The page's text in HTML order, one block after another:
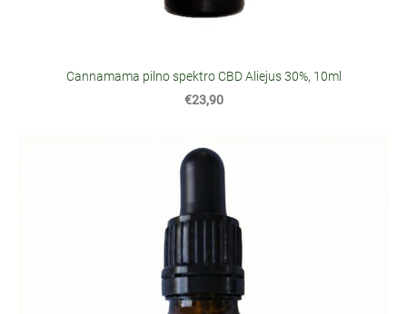
Cannamama pilno spektro CBD Aliejus 30%, 10ml
€23,90